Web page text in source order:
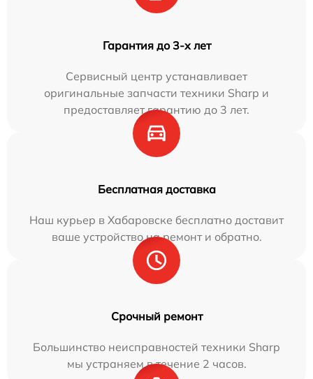
Гарантия до 3-х лет
Сервисный центр устанавливает
оригинальные запчасти техники Sharp и
предоставляет гарантию до 3 лет.
Бесплатная доставка
Наш курьер в Хабаровске бесплатно доставит
ваше устройство на ремонт и обратно.
Срочный ремонт
Большинство неисправностей техники Sharp
мы устраняем в течение 2 часов.